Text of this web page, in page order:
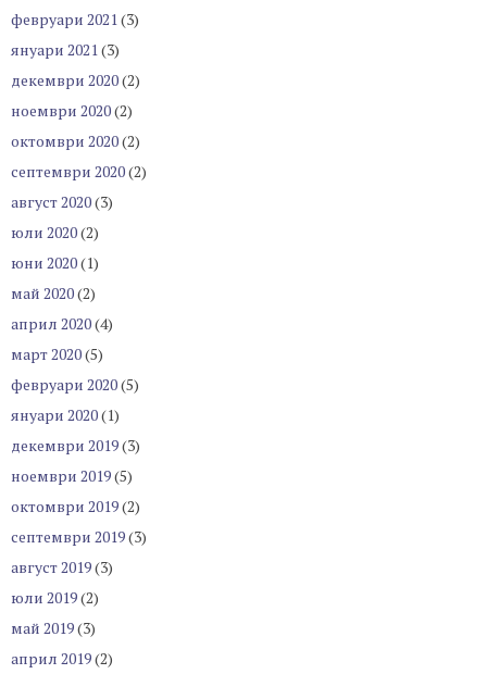
февруари 2021 (3)
януари 2021 (3)
декември 2020(2)
ноември 2020(2)
октомври 2020(2)
септември 2020(2)
август 2020(3)
юли 2020(2)
юни 2020(1)
май 2020(2)
април 2020(4)
март 2020(5)
февруари 2020(5)
януари 2020(1)
декември 2019(3)
ноември 2019(5)
октомври 2019(2)
септември 2019(3)
август 2019(3)
юли 2019(2)
май 2019(3)
април 2019(2)